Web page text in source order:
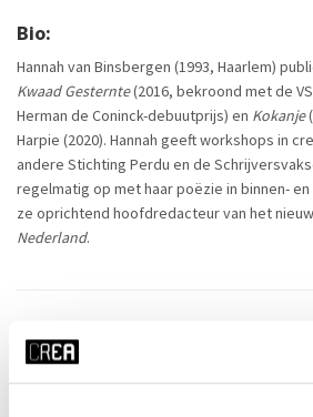
Bio:
Hannah van Binsbergen (1993, Haarlem)
Kwaad Gesternte(2016, bekroond met de
Herman de Coninck-debuutprijs) en Kokanje
Harpie (2020). Hannah geeft workshops in
andere Stichting Perdu en de
regelmatig op met haar poëzie in binnen- en
ze oprichtend hoofdredacteur van het
Nederland.
Cursussen door deze docent: